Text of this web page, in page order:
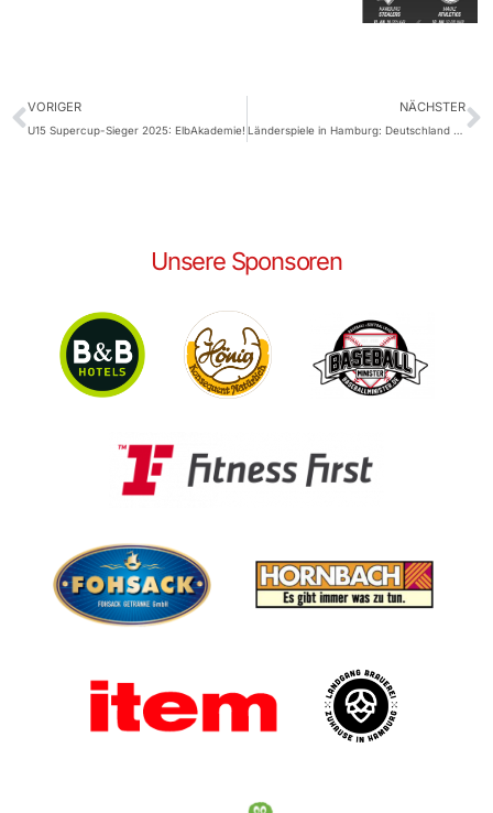
VORIGER
U15 Supercup-Sieger 2025: ElbAkademie!
NÄCHSTER
Unsere Sponsoren